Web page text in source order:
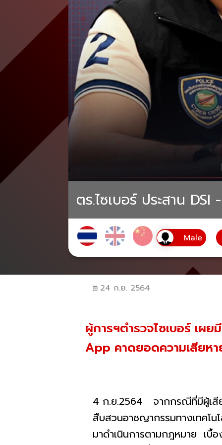
ตร.ไซเบอร์ ประสาน
24 ก.ย. 2564
ผู้การฯตำรวจไซเบอร์ เผ
App คาดยอดความเสียห
4 ก.ย.2564 จากกรณีที่มีผู้เสี
สืบสวนอาชญากรรมทางเทคโน
มาดำเนินการตามกฎหมาย เบื้